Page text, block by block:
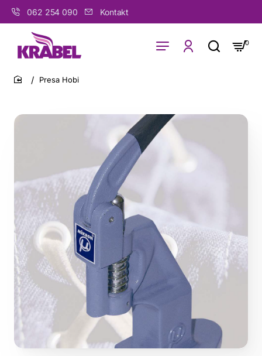
062 254 090 Kontakt
0
home
Presa Hobi